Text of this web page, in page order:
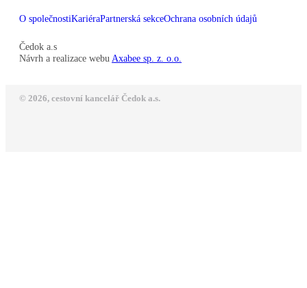
O společnostiKariéraPartnerská sekceOchrana osobních údajů
Čedok a.s
Návrh a realizace webu Axabee sp. z. o.o.
© 2026, cestovní kancelář Čedok a.s.